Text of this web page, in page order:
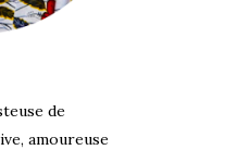
de
amoureuse